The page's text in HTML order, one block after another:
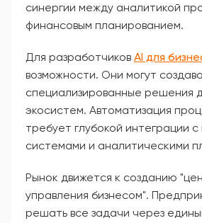
синергии между аналитикой
финансовым планированием.
Для разработчиков AI для
возможности. Они могут
специализированные решения
экосистем. Автоматизация
требует глубокой интеграции
системами и аналитическими
Рынок движется к созданию
управления бизнесом".
решать все задачи через